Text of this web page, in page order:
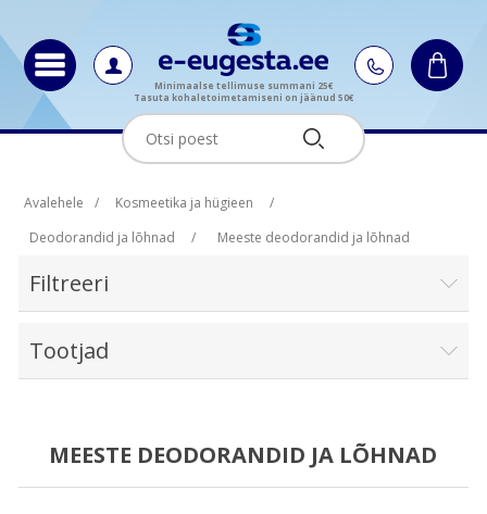
Minimaalse tellimuse summani 25€
Tasuta kohaletoimetamiseni on jäänud 50€
Avalehele / Kosmeetika ja hügieen
/
Deodorandid ja lõhnad
/ Meeste deodorandid ja lõhnad
Filtreeri
Tootjad
MEESTE DEODORANDID JA LÕHNAD